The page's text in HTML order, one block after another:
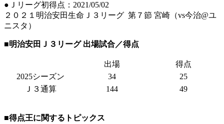
●Ｊリーグ初得点：2021/05/02
２０２１明治安田生命Ｊ３リーグ 第７節 宮崎（vs今治@ユ
ニスタ）
■明治安田Ｊ３リーグ 出場試合／得点
出場
得点
2025シーズン
34
25
Ｊ３通算
144 49
■得点王に関するトピックス